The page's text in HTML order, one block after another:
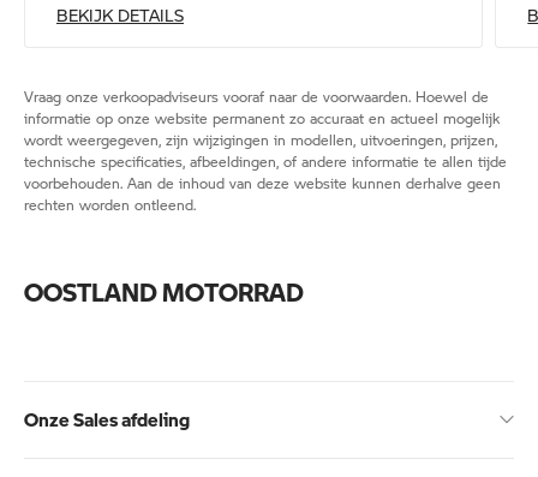
BEKIJK DETAILS
Vraag onze verkoopadviseurs vooraf naar de voorwaarden. Hoewel de
informatie op onze website permanent zo accuraat en actueel mogelijk
wordt weergegeven, zijn wijzigingen in modellen, uitvoeringen, prijzen,
technische specificaties, afbeeldingen, of andere informatie te allen tijde
voorbehouden. Aan de inhoud van deze website kunnen derhalve geen
rechten worden ontleend.
OOSTLAND MOTORRAD
Onze Sales afdeling